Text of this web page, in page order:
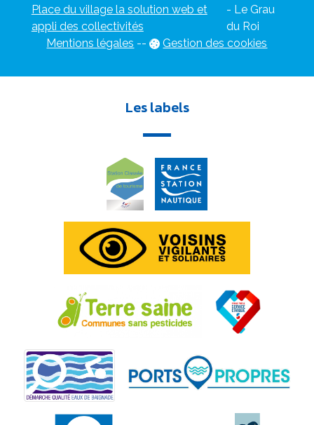
Place du village la solution web et
appli des collectivités
- Le Grau
du Roi
Mentions légales -- Gestion des cookies
Les labels